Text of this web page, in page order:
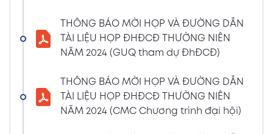
hiện quyền tham dự ĐHĐCĐ thường niên
năm 2024
30/01/2024
BÁO CÁO TÌNH HÌNH QUẢN TRỊ NĂM 2023
17/01/2024
Xem PDF
THÔNG BÁO MỜI HỌP VÀ ĐƯỜNG DẪN
TÀI LIỆU HỌP ĐHĐCĐ THƯỜNG NIÊN
NĂM 2024 (GUQ tham dự ĐhĐCĐ)
THÔNG BÁO MỜI HỌP VÀ ĐƯỜNG DẪN
TÀI LIỆU HỌP ĐHĐCĐ THƯỜNG NIÊN
NĂM 2024 (CMC Chương trình đại hội)